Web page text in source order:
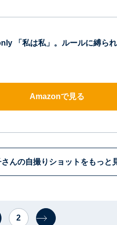
「私は私」。ルールに縛ら
Amazonで見る
んの自撮りショットをもっと
2